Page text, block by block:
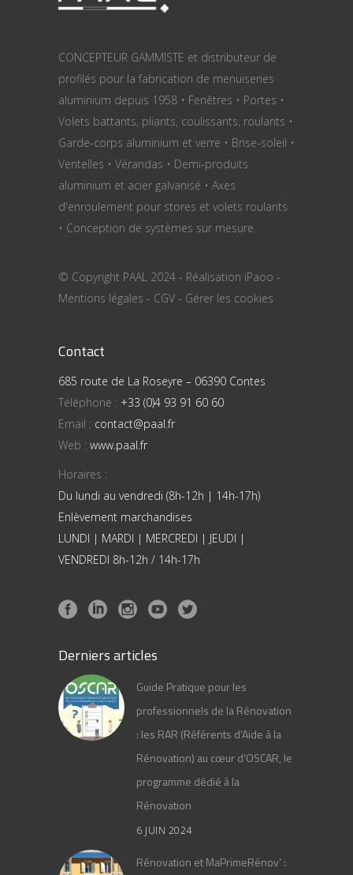
CONCEPTEUR GAMMISTE et distributeur de
profilés pour la fabrication de menuiseries
aluminium depuis 1958 • Fenêtres • Portes •
Volets battants, pliants, coulissants, roulants •
Garde-corps aluminium et verre • Brise-soleil •
Ventelles • Vérandas • Demi-produits
aluminium et acier galvanisé • Axes
d'enroulement pour stores et volets roulants
• Conception de systèmes sur mesure
© Copyright PAAL 2024 - Réalisation iPaoo -
Mentions légales - CGV - Gérer les cookies
Contact
685 route de La Roseyre – 06390 Contes
Téléphone : +33 (0)4 93 91 60 60
Email : contact@paal.fr
Web : www.paal.fr
Horaires :
Du lundi au vendredi (8h-12h | 14h-17h)
Enlèvement marchandises
LUNDI | MARDI | MERCREDI | JEUDI |
VENDREDI 8h-12h / 14h-17h
Derniers articles
Guide Pratique pour les
professionnels de la Rénovation
: les RAR (Référents d’Aide à la
Rénovation) au cœur d’OSCAR, le
programme dédié à la
Rénovation
6 JUIN 2024
Rénovation et MaPrimeRénov’ :